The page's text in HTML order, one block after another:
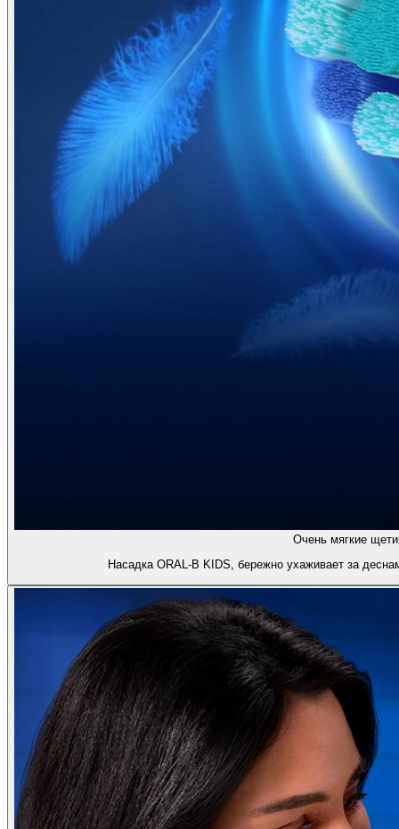
Очень мягкие
Насадка ORAL-B KIDS, бережно ухаживает за